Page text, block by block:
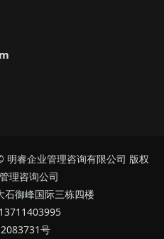
睿企业管理咨询有限公司 版权
理咨询公司
石御峰国际三栋四楼
号